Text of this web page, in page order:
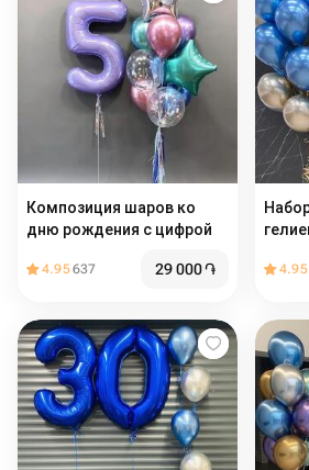
Композиция шаров ко
дню рождения с цифрой
4.95637 29 000֏ 4.95